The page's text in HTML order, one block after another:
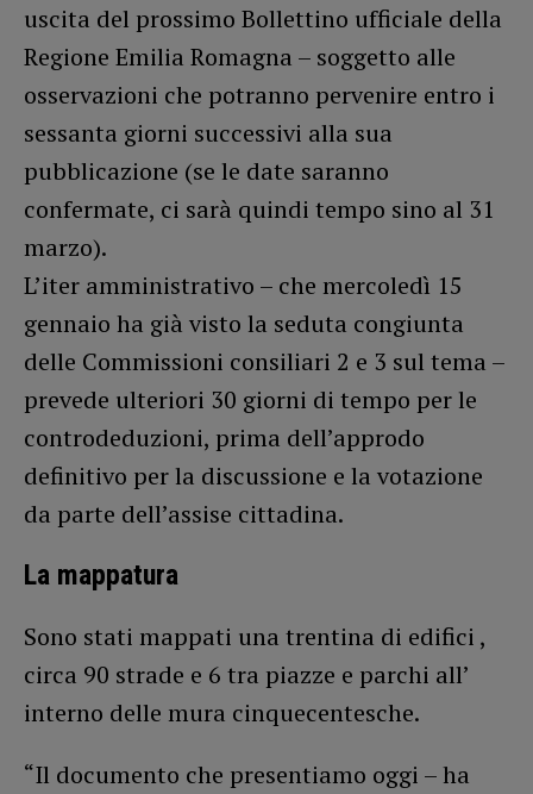
uscita del prossimo Bollettino ufficiale della
Regione Emilia Romagna – soggetto alle
osservazioni che potranno pervenire entro i
sessanta giorni successivi alla sua
pubblicazione (se le date saranno
confermate, ci sarà quindi tempo sino al 31
marzo).
L’iter amministrativo – che mercoledì 15
gennaio ha già visto la seduta congiunta
delle Commissioni consiliari 2 e 3 sul tema –
prevede ulteriori 30 giorni di tempo per le
controdeduzioni, prima dell’approdo
definitivo per la discussione e la votazione
da parte dell’assise cittadina.
La mappatura
Sono stati mappati una trentina di edifici ,
circa 90 strade e 6 tra piazze e parchi all’
interno delle mura cinquecentesche.
“Il documento che presentiamo oggi – ha